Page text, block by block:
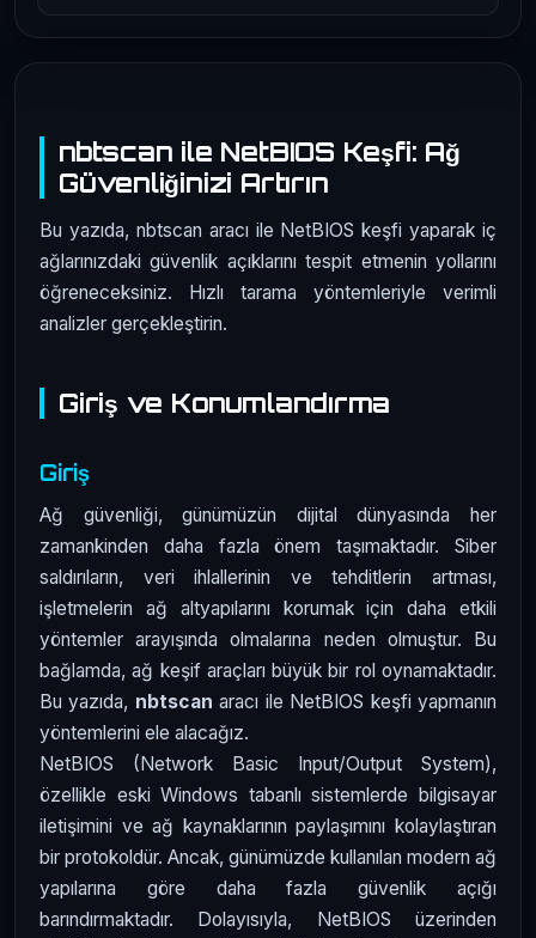
nbtscan ile NetBIOS Keşfi: Ağ
Güvenliğinizi Artırın
Bu yazıda, nbtscan aracı ile NetBIOS keşfi yaparak iç
ağlarınızdaki güvenlik açıklarını tespit etmenin yollarını
öğreneceksiniz. Hızlı tarama yöntemleriyle verimli
analizler gerçekleştirin.
Giriş ve Konumlandırma
Giriş
Ağ güvenliği, günümüzün dijital dünyasında her
zamankinden daha fazla önem taşımaktadır. Siber
saldırıların, veri ihlallerinin ve tehditlerin artması,
işletmelerin ağ altyapılarını korumak için daha etkili
yöntemler arayışında olmalarına neden olmuştur. Bu
bağlamda, ağ keşif araçları büyük bir rol oynamaktadır.
Bu yazıda, nbtscan aracı ile NetBIOS keşfi yapmanın
yöntemlerini ele alacağız.
NetBIOS (Network Basic Input/Output System),
özellikle eski Windows tabanlı sistemlerde bilgisayar
iletişimini ve ağ kaynaklarının paylaşımını kolaylaştıran
bir protokoldür. Ancak, günümüzde kullanılan modern ağ
yapılarına göre daha fazla güvenlik açığı
barındırmaktadır. Dolayısıyla, NetBIOS üzerinden